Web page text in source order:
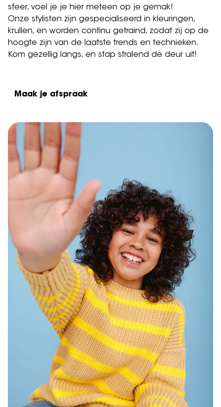
sfeer, voel je je hier meteen op je gemak!
Onze stylisten zijn gespecialiseerd in kleuringen,
krullen, en worden continu getraind, zodat zij op de
hoogte zijn van de laatste trends en technieken.
Kom gezellig langs, en stap stralend de deur uit!
Maak je afspraak